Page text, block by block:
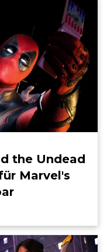
the Undead
Marvel's